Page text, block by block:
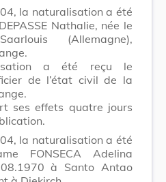
la naturalisation a été
Nathalie, née le
(Allemagne),
a été reçu le
de l’état civil de la
ses effets quatre jours
la naturalisation a été
FONSECA Adelina
à Santo Antao